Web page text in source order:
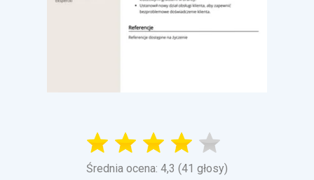
Średnia ocena: 4,3 (41 głosy)